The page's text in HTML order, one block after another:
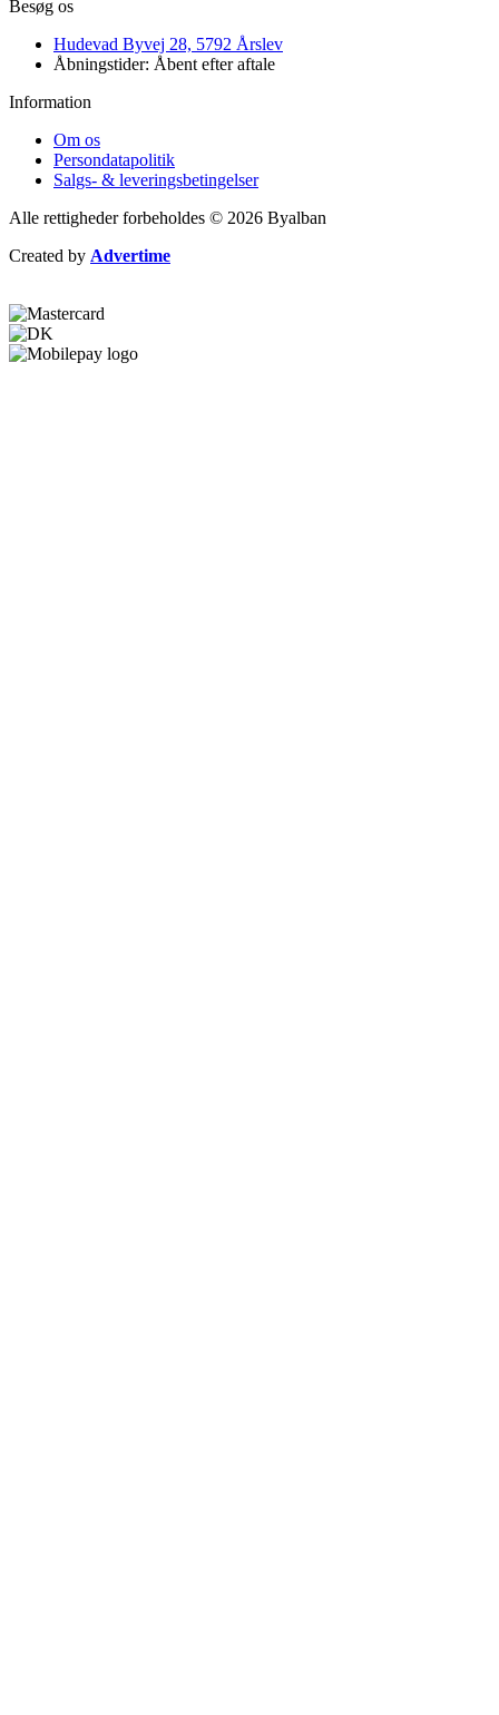
Besøg os
Hudevad Byvej 28, 5792 Årslev
Åbningstider: Åbent efter aftale
Information
Om os
Persondatapolitik
Salgs- & leveringsbetingelser
Alle rettigheder forbeholdes © 2026 Byalban
Created by Advertime